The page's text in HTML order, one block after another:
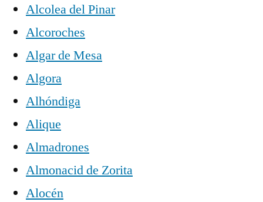
Alcolea del Pinar
Alcoroches
Algar de Mesa
Algora
Alhóndiga
Alique
Almadrones
Almonacid de Zorita
Alocén